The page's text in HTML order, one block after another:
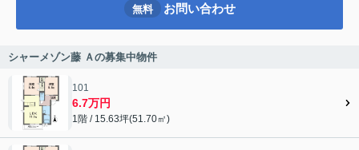
無料 お問い合わせ
シャーメゾン藤 Ａの募集中物件
101
6.7万円
1階 / 15.63坪(51.70㎡)